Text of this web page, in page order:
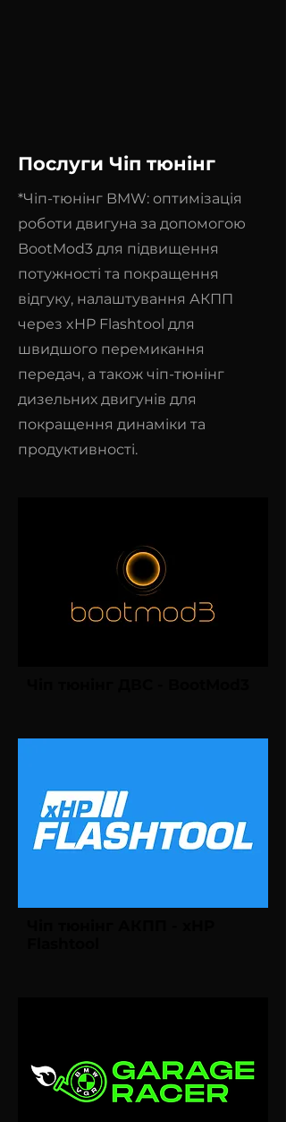
Послуги Чіп тюнінг
*Чіп-тюнінг BMW: оптимізація
роботи двигуна за допомогою
BootMod3 для підвищення
потужності та покращення
відгуку, налаштування АКПП
через xHP Flashtool для
швидшого перемикання
передач, а також чіп-тюнінг
дизельних двигунів для
покращення динаміки та
продуктивності.